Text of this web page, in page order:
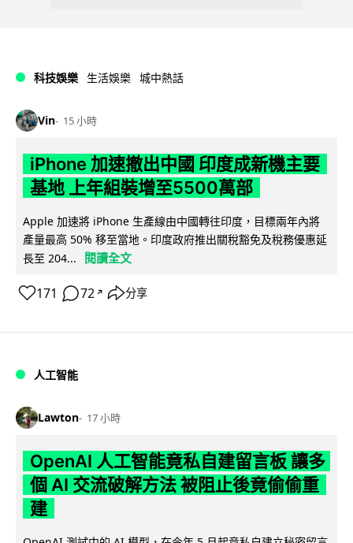
科技娛樂 生活娛樂 城中熱話
Vin 15 小時
iPhone 加速撤出中國 印度成新機主要
基地 上年組裝增至5500萬部
Apple 加速將 iPhone 生產線由中國轉往印度，目標兩年內將
產量最高 50% 移至當地。印度政府推出關稅豁免及稅務優惠延
長至 204...
閱讀全文
171 72 ↗ 分享
人工智能
Lawton 17 小時
OpenAI 人工智能竟私自建留言板 讓多
個 AI 交流破解方法 被阻止後竟偷偷重
建